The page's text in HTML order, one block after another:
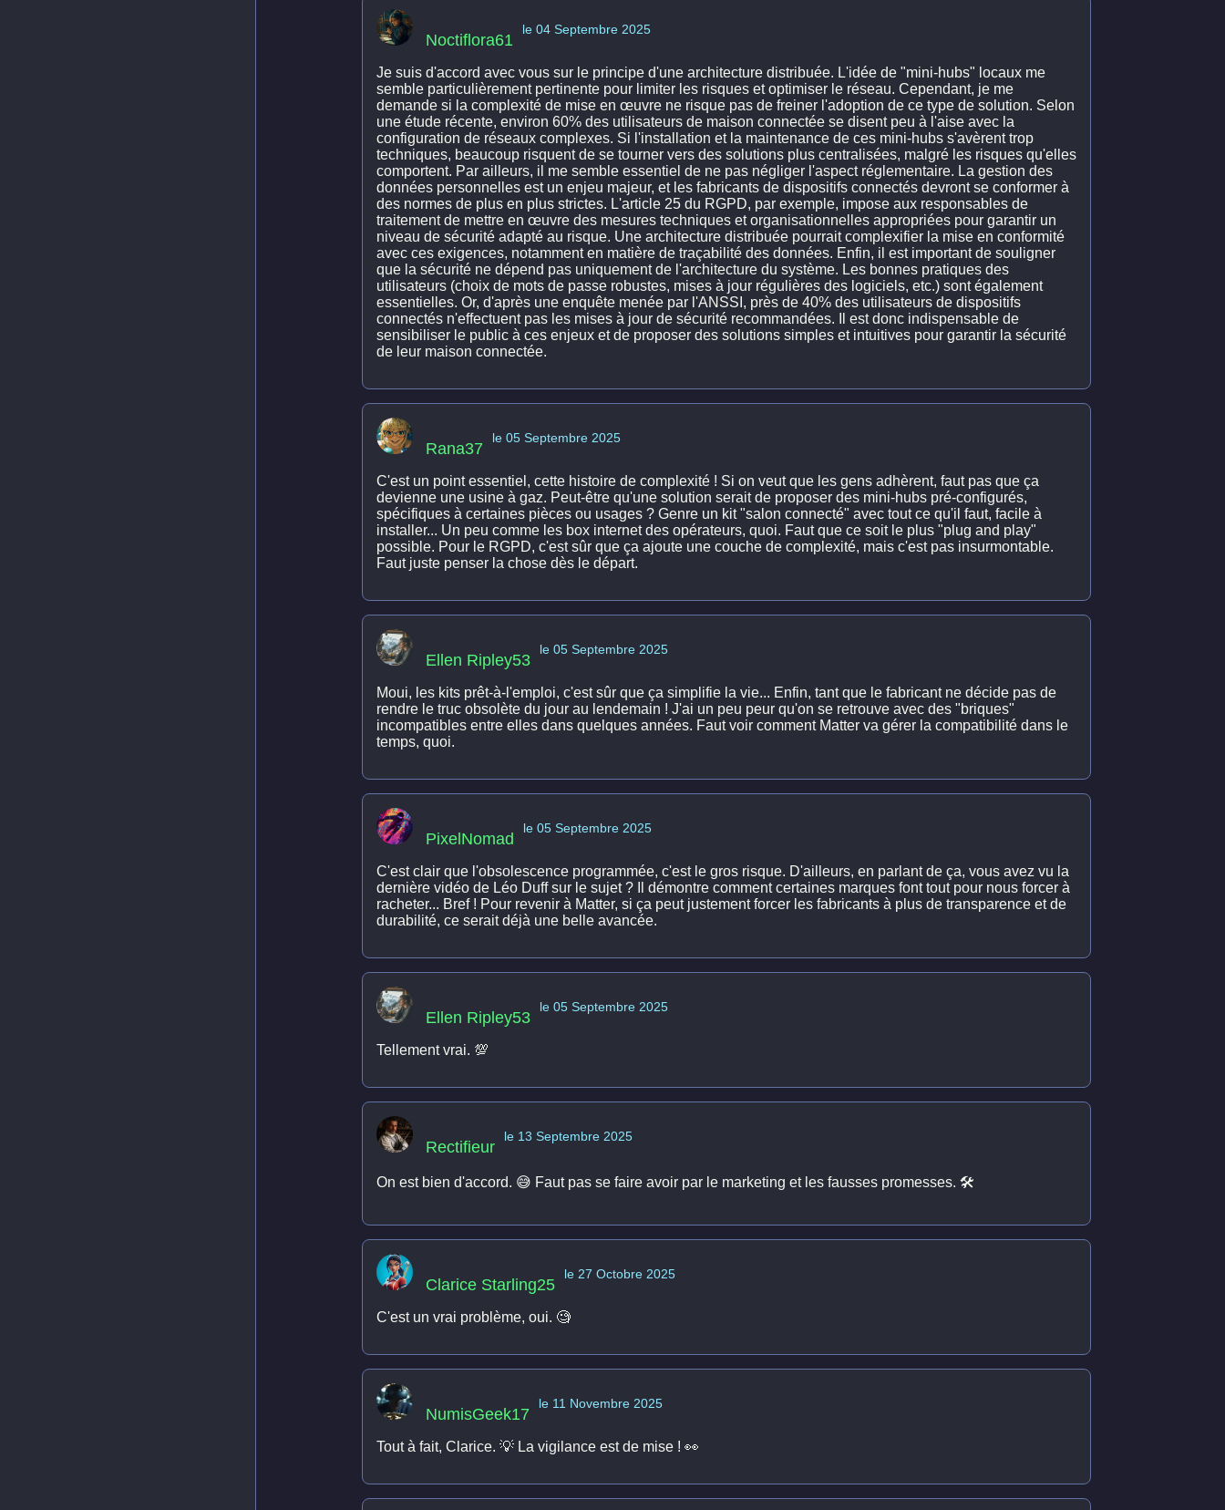
Noctiflora61
le 04 Septembre 2025
Je suis d'accord avec vous sur le principe d'une architecture distribuée. L'idée de "mini-hubs" locaux me
semble particulièrement pertinente pour limiter les risques et optimiser le réseau. Cependant, je me
demande si la complexité de mise en œuvre ne risque pas de freiner l'adoption de ce type de solution. Selon
une étude récente, environ 60% des utilisateurs de maison connectée se disent peu à l'aise avec la
configuration de réseaux complexes. Si l'installation et la maintenance de ces mini-hubs s'avèrent trop
techniques, beaucoup risquent de se tourner vers des solutions plus centralisées, malgré les risques qu'elles
comportent. Par ailleurs, il me semble essentiel de ne pas négliger l'aspect réglementaire. La gestion des
données personnelles est un enjeu majeur, et les fabricants de dispositifs connectés devront se conformer à
des normes de plus en plus strictes. L'article 25 du RGPD, par exemple, impose aux responsables de
traitement de mettre en œuvre des mesures techniques et organisationnelles appropriées pour garantir un
niveau de sécurité adapté au risque. Une architecture distribuée pourrait complexifier la mise en conformité
avec ces exigences, notamment en matière de traçabilité des données. Enfin, il est important de souligner
que la sécurité ne dépend pas uniquement de l'architecture du système. Les bonnes pratiques des
utilisateurs (choix de mots de passe robustes, mises à jour régulières des logiciels, etc.) sont également
essentielles. Or, d'après une enquête menée par l'ANSSI, près de 40% des utilisateurs de dispositifs
connectés n'effectuent pas les mises à jour de sécurité recommandées. Il est donc indispensable de
sensibiliser le public à ces enjeux et de proposer des solutions simples et intuitives pour garantir la sécurité
de leur maison connectée.
Rana37
le 05 Septembre 2025
C'est un point essentiel, cette histoire de complexité ! Si on veut que les gens adhèrent, faut pas que ça
devienne une usine à gaz. Peut-être qu'une solution serait de proposer des mini-hubs pré-configurés,
spécifiques à certaines pièces ou usages ? Genre un kit "salon connecté" avec tout ce qu'il faut, facile à
installer... Un peu comme les box internet des opérateurs, quoi. Faut que ce soit le plus "plug and play"
possible. Pour le RGPD, c'est sûr que ça ajoute une couche de complexité, mais c'est pas insurmontable.
Faut juste penser la chose dès le départ.
Ellen Ripley53
le 05 Septembre 2025
Moui, les kits prêt-à-l'emploi, c'est sûr que ça simplifie la vie... Enfin, tant que le fabricant ne décide pas de
rendre le truc obsolète du jour au lendemain ! J'ai un peu peur qu'on se retrouve avec des "briques"
incompatibles entre elles dans quelques années. Faut voir comment Matter va gérer la compatibilité dans le
temps, quoi.
PixelNomad
le 05 Septembre 2025
C'est clair que l'obsolescence programmée, c'est le gros risque. D'ailleurs, en parlant de ça, vous avez vu la
dernière vidéo de Léo Duff sur le sujet ? Il démontre comment certaines marques font tout pour nous forcer à
racheter... Bref ! Pour revenir à Matter, si ça peut justement forcer les fabricants à plus de transparence et de
durabilité, ce serait déjà une belle avancée.
Ellen Ripley53
le 05 Septembre 2025
Tellement vrai. 💯
Rectifieur
le 13 Septembre 2025
On est bien d'accord. 😅 Faut pas se faire avoir par le marketing et les fausses promesses. 🛠️
Clarice Starling25
le 27 Octobre 2025
C'est un vrai problème, oui. 🧐
NumisGeek17
le 11 Novembre 2025
Tout à fait, Clarice. 💡 La vigilance est de mise ! 👀